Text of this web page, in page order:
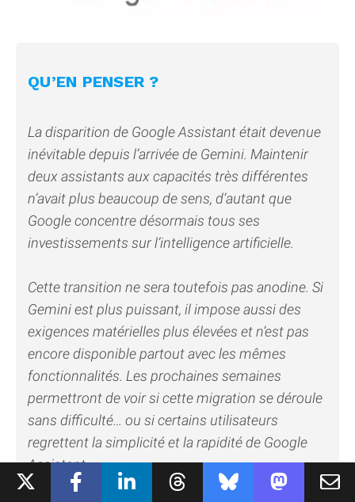
QU’EN PENSER ?
La disparition de Google Assistant était devenue
inévitable depuis l’arrivée de Gemini. Maintenir
deux assistants aux capacités très différentes
n’avait plus beaucoup de sens, d’autant que
Google concentre désormais tous ses
investissements sur l’intelligence artificielle.
Cette transition ne sera toutefois pas anodine. Si
Gemini est plus puissant, il impose aussi des
exigences matérielles plus élevées et n’est pas
encore disponible partout avec les mêmes
fonctionnalités. Les prochaines semaines
permettront de voir si cette migration se déroule
sans difficulté… ou si certains utilisateurs
regrettent la simplicité et la rapidité de Google
Assistant.